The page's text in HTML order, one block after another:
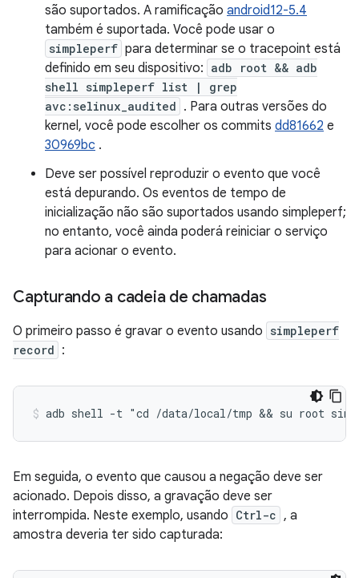
são suportados. A ramificação android12-5.4
também é suportada. Você pode usar o
simpleperf para determinar se o tracepoint está
definido em seu dispositivo: adb root && adb
shell simpleperf list | grep
avc:selinux_audited . Para outras versões do
kernel, você pode escolher os commits dd81662 e
30969bc .
Deve ser possível reproduzir o evento que você
está depurando. Os eventos de tempo de
inicialização não são suportados usando simpleperf;
no entanto, você ainda poderá reiniciar o serviço
para acionar o evento.
Capturando a cadeia de chamadas
O primeiro passo é gravar o evento usando simpleperf
record :
Em seguida, o evento que causou a negação deve ser
acionado. Depois disso, a gravação deve ser
interrompida. Neste exemplo, usando Ctrl-c , a
amostra deveria ter sido capturada: